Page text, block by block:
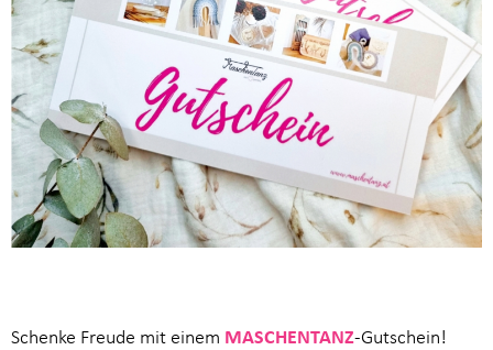
Schenke Freude mit einem MASCHENTANZ-Gutschein!